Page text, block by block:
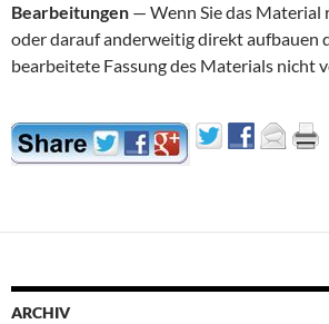
Bearbeitungen — Wenn Sie das Material
oder darauf anderweitig direkt aufbauen
bearbeitete Fassung des Materials nicht
ARCHIV